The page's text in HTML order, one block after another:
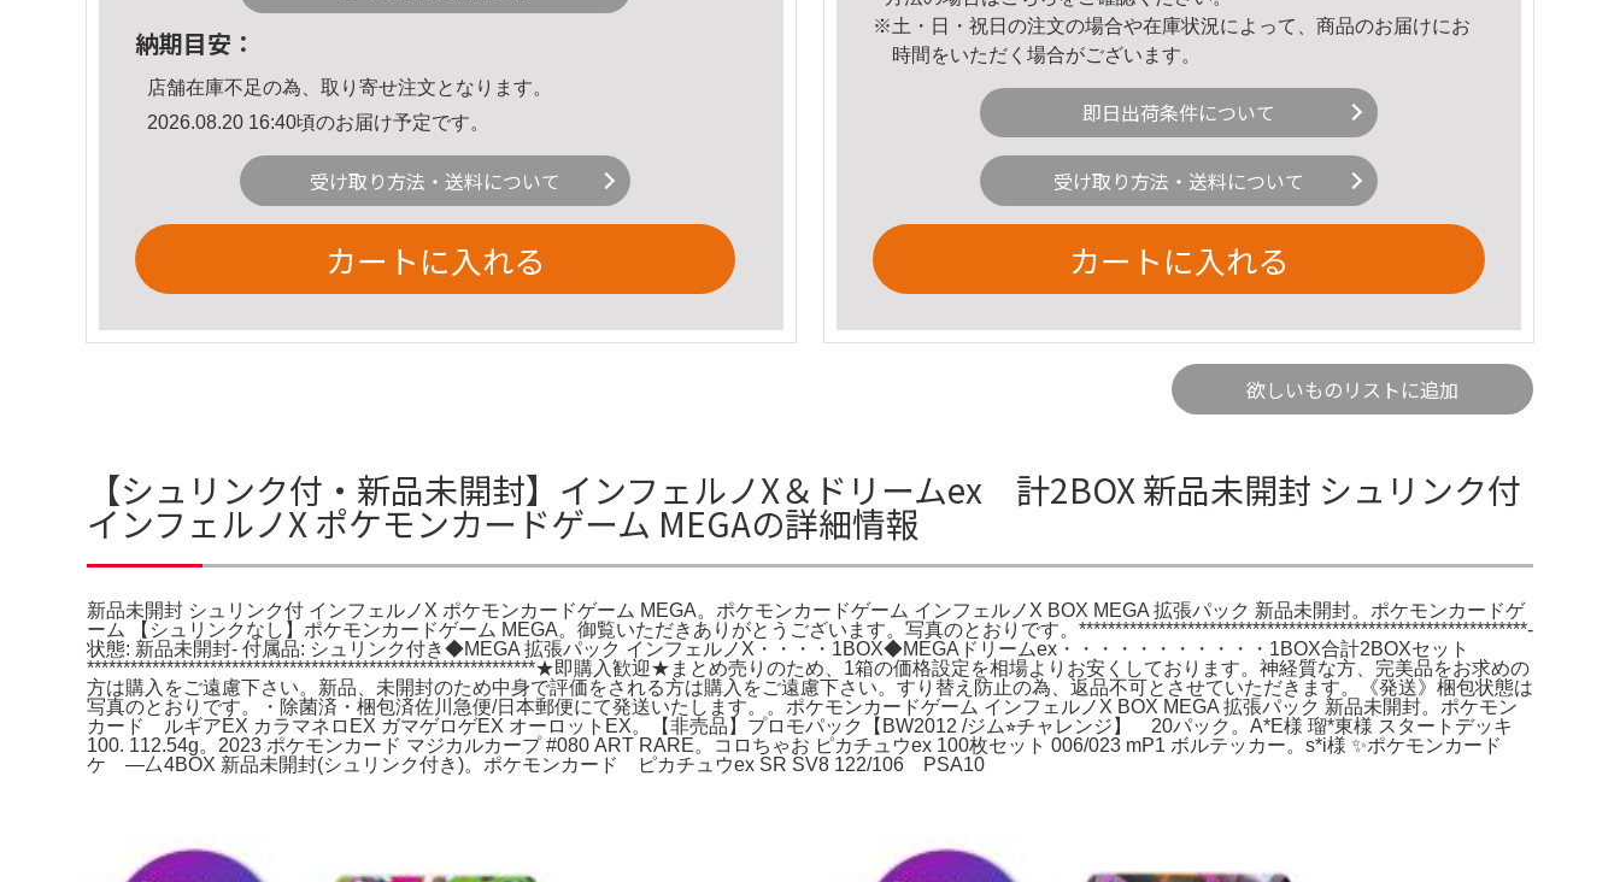
納期目安：
店舗在庫不足の為、取り寄せ注文となります。
2026.08.20 16:40頃のお届け予定です。
受け取り方法・送料について
カートに入れる
※土・日・祝日の注文の場合や在庫状況によって、商品のお届けにお
時間をいただく場合がございます。
即日出荷条件について
受け取り方法・送料について
カートに入れる
欲しいものリストに追加
【シュリンク付・新品未開封】インフェルノX＆ドリームex 計2BOX 新品未開封 シュリンク付
インフェルノX ポケモンカードゲーム MEGAの詳細情報
新品未開封 シュリンク付 インフェルノX ポケモンカードゲーム MEGA。ポケモンカードゲーム インフェルノX BOX MEGA 拡張パック 新品未開封。ポケモンカードゲ
ーム 【シュリンクなし】ポケモンカードゲーム MEGA。御覧いただきありがとうございます。写真のとおりです。**************************************************************-
状態: 新品未開封- 付属品: シュリンク付き◆MEGA 拡張パック インフェルノX・・・・1BOX◆MEGAドリームex・・・・・・・・・・・1BOX合計2BOXセット
**************************************************************★即購入歓迎★まとめ売りのため、1箱の価格設定を相場よりお安くしております。神経質な方、完美品をお求めの
方は購入をご遠慮下さい。新品、未開封のため中身で評価をされる方は購入をご遠慮下さい。すり替え防止の為、返品不可とさせていただきます。《発送》梱包状態は
写真のとおりです。・除菌済・梱包済佐川急便/日本郵便にて発送いたします。。ポケモンカードゲーム インフェルノX BOX MEGA 拡張パック 新品未開封。ポケモン
カード ルギアEX カラマネロEX ガマゲロゲEX オーロットEX。【非売品】プロモパック【BW2012 /ジム⭐︎チャレンジ】 20パック。A*E様 瑠*東様 スタートデッキ
100. 112.54g。2023 ポケモンカード マジカルカープ #080 ART RARE。コロちゃお ピカチュウex 100枚セット 006/023 mP1 ボルテッカー。s*i様 ✨ポケモンカード
ケ゚―厶4BOX 新品未開封(シュリンク付き)。ポケモンカード ピカチュウex SR SV8 122/106 PSA10